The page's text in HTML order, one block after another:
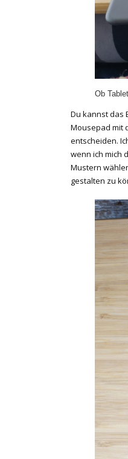
Ob
Du kannst das
Mousepad mit
entscheiden.
wenn ich mich
Mustern
gestalten zu